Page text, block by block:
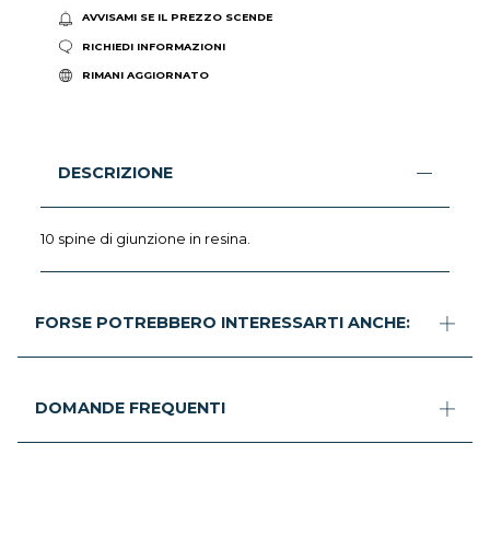
AVVISAMI SE IL PREZZO SCENDE
RICHIEDI INFORMAZIONI
RIMANI AGGIORNATO
DESCRIZIONE
10 spine di giunzione in resina.
FORSE POTREBBERO INTERESSARTI ANCHE:
DOMANDE FREQUENTI